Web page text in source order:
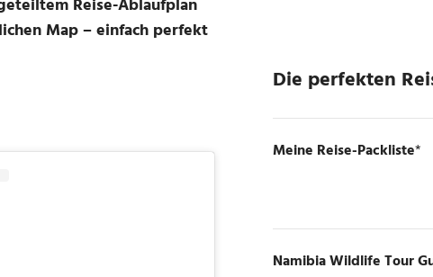
Reise-Ablaufplan
Map – einfach perfekt
Die perfekten
Meine Reise-Packliste*
Namibia Wildlife Tour